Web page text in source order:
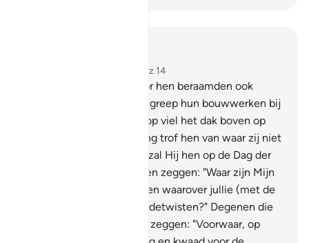
Hoofdstuk 16, Pagina 270, Juz 14
Waarlijk, degenen vôôr hen beraamden ook
(tegen Allah), maar Allah greep hun bouwwerken bij
de fundamenten en daarop viel het dak boven op
hen neer. En de bestraffing trof hen van waar zij niet
Vervolgens zal Hij hen op de Dag der
Opstanding vernederen, en zeggen: "Waar zijn Mijn
(zogenaamde)deelgenoten waarover jullie (met de
gelovigen) plachten te redetwisten?" Degenen die
kennis gegeven is, zullen zeggen: "Voorwaar, op